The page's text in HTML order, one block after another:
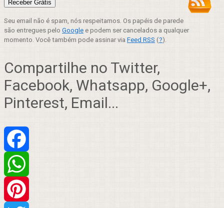
Seu email não é spam, nós respeitamos. Os papéis de parede
são entregues pelo Google e podem ser cancelados a qualquer
momento. Você também pode assinar via Feed RSS (?).
Compartilhe no Twitter,
Facebook, Whatsapp, Google+,
Pinterest, Email...
Facebook
WhatsApp